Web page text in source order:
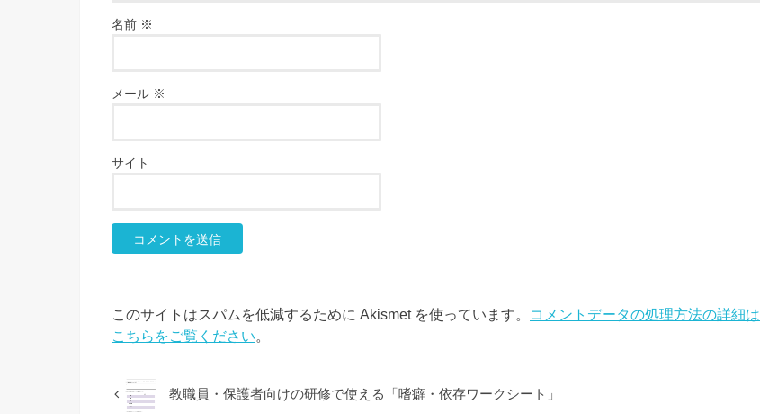
名前 ※
メール ※
サイト
このサイトはスパムを低減するために Akismet を使っています。
コメントデータの処理方法の詳細は
こちらをご覧ください。
教職員・保護者向けの研修で使える「嗜癖・依存ワークシート」